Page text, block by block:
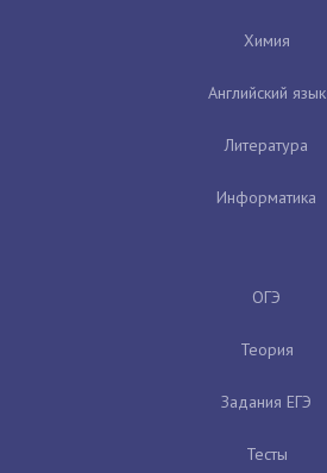
Химия
Английский язык
Литература
Информатика
ОГЭ
Теория
Задания ЕГЭ
Тесты